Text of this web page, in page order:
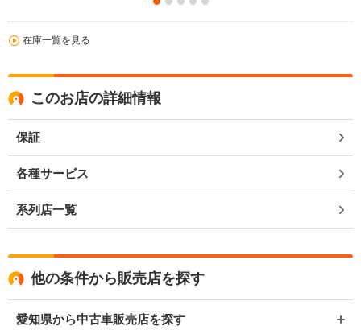
在庫一覧を見る
このお店の詳細情報
保証
各種サービス
系列店一覧
他の条件から販売店を探す
愛知県から中古車販売店を探す